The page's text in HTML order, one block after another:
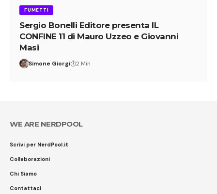
FUMETTI
Sergio Bonelli Editore presenta IL
CONFINE 11 di Mauro Uzzeo e Giovanni
Masi
Simone Giorgi 2 Min
WE ARE NERDPOOL
Scrivi per NerdPool.it
Collaborazioni
Chi Siamo
Contattaci